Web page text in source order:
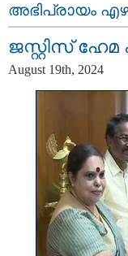
അഭിപ്രായം
ജസ്റ്റിസ് ഹേമ
August 19th, 2024